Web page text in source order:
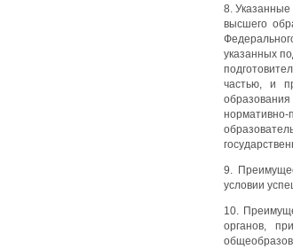
8.
высшего
указанных
частью, и
9.
условии
10.
органов,